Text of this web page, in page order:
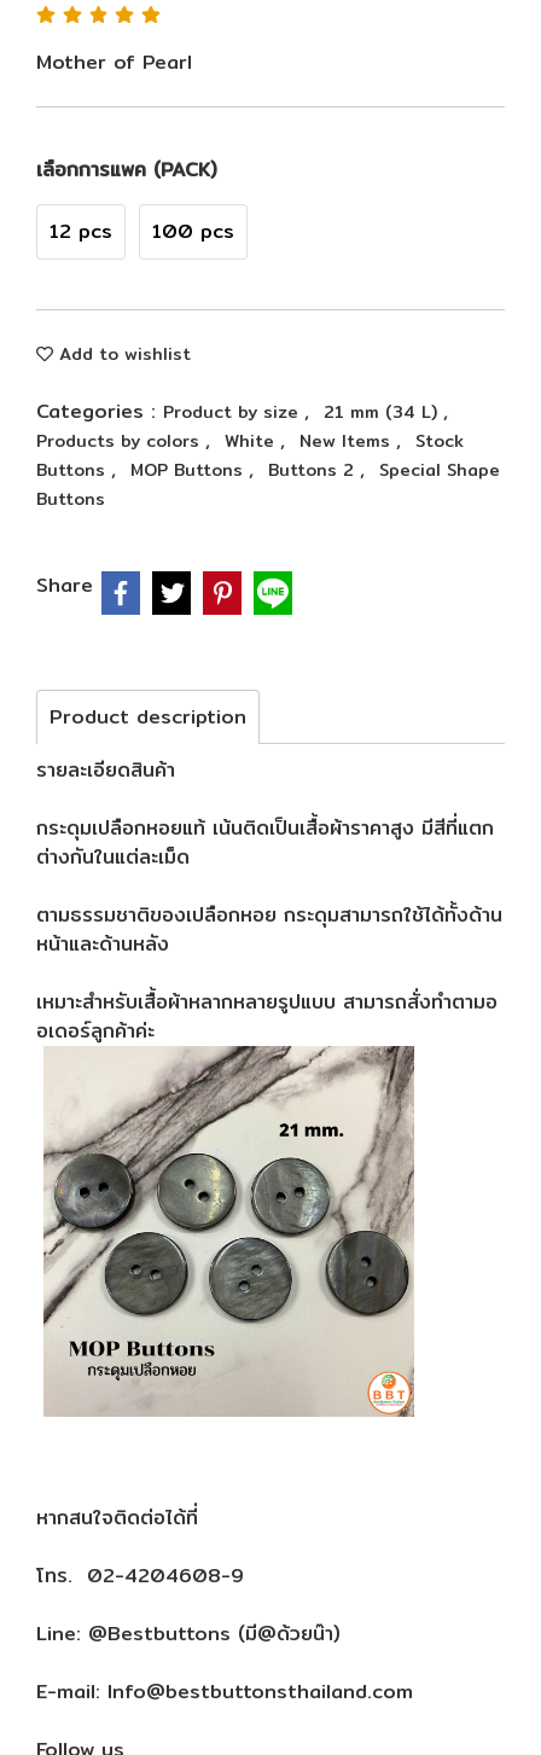
Mother of Pearl
เลือกการแพค (PACK)
12 pcs 100 pcs
Add to wishlist
Categories : Product by size , 21 mm (34 L) ,
Products by colors , White , New Items , Stock
Buttons , MOP Buttons , Buttons 2 , Special Shape
Buttons
Share
Product description
รายละเอียดสินค้า
กระดุมเปลือกหอยแท้ เน้นติดเป็นเสื้อผ้าราคาสูง มีสีที่แตก
ต่างกันในแต่ละเม็ด
ตามธรรมชาติของเปลือกหอย กระดุมสามารถใช้ได้ทั้งด้าน
หน้าและด้านหลัง
เหมาะสำหรับเสื้อผ้าหลากหลายรูปแบบ สามารถสั่งทำตามอ
อเดอร์ลูกค้าค่ะ
หากสนใจติดต่อได้ที่
โทร. 02-4204608-9
Line: @Bestbuttons (มี@ด้วยน๊า)
E-mail: Info@bestbuttonsthailand.com